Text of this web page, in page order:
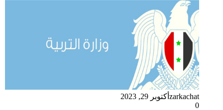
zarkachat أكتوبر 29, 2023
0